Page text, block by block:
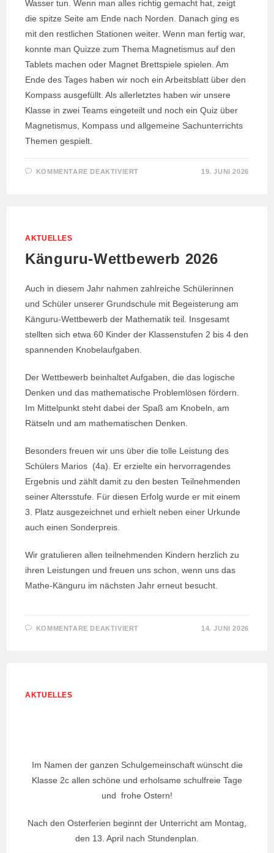
Wasser tun. Wenn man alles richtig gemacht hat, zeigt
die spitze Seite am Ende nach Norden. Danach ging es
mit den restlichen Stationen weiter. Wenn man fertig war,
konnte man Quizze zum Thema Magnetismus auf den
Tablets machen oder Magnet Brettspiele spielen. Am
Ende des Tages haben wir noch ein Arbeitsblatt über den
Kompass ausgefüllt. Als allerletztes haben wir unsere
Klasse in zwei Teams eingeteilt und noch ein Quiz über
Magnetismus, Kompass und allgemeine Sachunterrichts
Themen gespielt.
KOMMENTARE DEAKTIVIERT 19. JUNI 2026
AKTUELLES
Känguru-Wettbewerb 2026
Auch in diesem Jahr nahmen zahlreiche Schülerinnen
und Schüler unserer Grundschule mit Begeisterung am
Känguru-Wettbewerb der Mathematik teil. Insgesamt
stellten sich etwa 60 Kinder der Klassenstufen 2 bis 4 den
spannenden Knobelaufgaben.
Der Wettbewerb beinhaltet Aufgaben, die das logische
Denken und das mathematische Problemlösen fördern.
Im Mittelpunkt steht dabei der Spaß am Knobeln, am
Rätseln und am mathematischen Denken.
Besonders freuen wir uns über die tolle Leistung des
Schülers Marios (4a). Er erzielte ein hervorragendes
Ergebnis und zählt damit zu den besten Teilnehmenden
seiner Altersstufe. Für diesen Erfolg wurde er mit einem
3. Platz ausgezeichnet und erhielt neben einer Urkunde
auch einen Sonderpreis.
Wir gratulieren allen teilnehmenden Kindern herzlich zu
ihren Leistungen und freuen uns schon, wenn uns das
Mathe-Känguru im nächsten Jahr erneut besucht.
KOMMENTARE DEAKTIVIERT 14. JUNI 2026
AKTUELLES
Im Namen der ganzen Schulgemeinschaft wünscht die
Klasse 2c allen schöne und erholsame schulfreie Tage
und frohe Ostern!
Nach den Osterferien beginnt der Unterricht am Montag,
den 13. April nach Stundenplan.